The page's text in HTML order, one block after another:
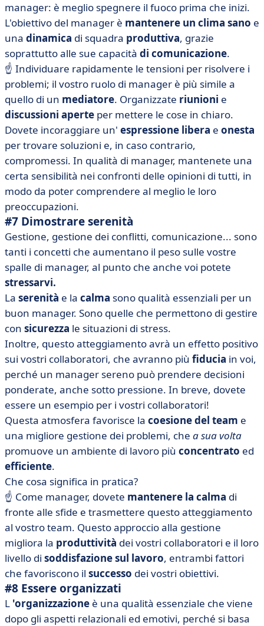
manager: è meglio spegnere il fuoco prima che inizi.
L'obiettivo del manager è mantenere un clima sano e
una dinamica di squadra produttiva, grazie
soprattutto alle sue capacità di comunicazione.
☝️ Individuare rapidamente le tensioni per risolvere i
problemi; il vostro ruolo di manager è più simile a
quello di un mediatore. Organizzate riunioni e
discussioni aperte per mettere le cose in chiaro.
Dovete incoraggiare un' espressione libera e onesta
per trovare soluzioni e, in caso contrario,
compromessi. In qualità di manager, mantenete una
certa sensibilità nei confronti delle opinioni di tutti, in
modo da poter comprendere al meglio le loro
preoccupazioni.
#7 Dimostrare serenità
Gestione, gestione dei conflitti, comunicazione... sono
tanti i concetti che aumentano il peso sulle vostre
spalle di manager, al punto che anche voi potete
stressarvi.
La serenità e la calma sono qualità essenziali per un
buon manager. Sono quelle che permettono di gestire
con sicurezza le situazioni di stress.
Inoltre, questo atteggiamento avrà un effetto positivo
sui vostri collaboratori, che avranno più fiducia in voi,
perché un manager sereno può prendere decisioni
ponderate, anche sotto pressione. In breve, dovete
essere un esempio per i vostri collaboratori!
Questa atmosfera favorisce la coesione del team e
una migliore gestione dei problemi, che a sua volta
promuove un ambiente di lavoro più concentrato ed
efficiente.
Che cosa significa in pratica?
☝️ Come manager, dovete mantenere la calma di
fronte alle sfide e trasmettere questo atteggiamento
al vostro team. Questo approccio alla gestione
migliora la produttività dei vostri collaboratori e il loro
livello di soddisfazionesul lavoro, entrambi fattori
che favoriscono il successo dei vostri obiettivi.
#8 Essere organizzati
L 'organizzazione è una qualità essenziale che viene
dopo gli aspetti relazionali ed emotivi, perché si basa